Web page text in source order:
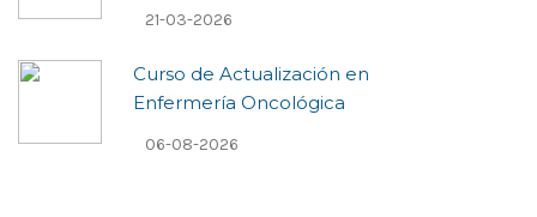
21-03-2026
Curso de Actualización en
Enfermería Oncológica
06-08-2026